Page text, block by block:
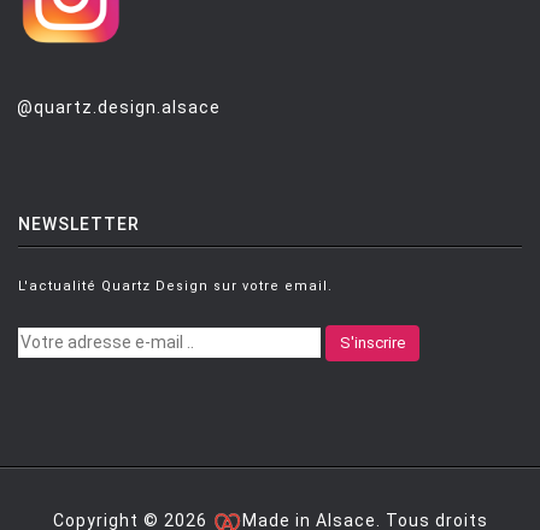
@quartz.design.alsace
NEWSLETTER
L'actualité Quartz Design sur votre email.
S'inscrire
Copyright © 2026 Made in Alsace. Tous droits